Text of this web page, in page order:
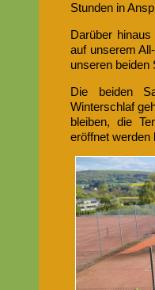
Stunden in
Darüber
auf unserem
unseren beiden
Die beiden
Winterschlaf
bleiben, die
eröffnet werden